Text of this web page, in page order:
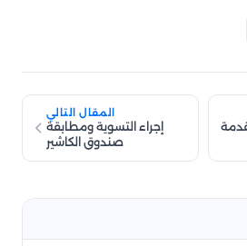
المقال التالي
إجراء التسوية ومطابقة
صندوق الكاشير